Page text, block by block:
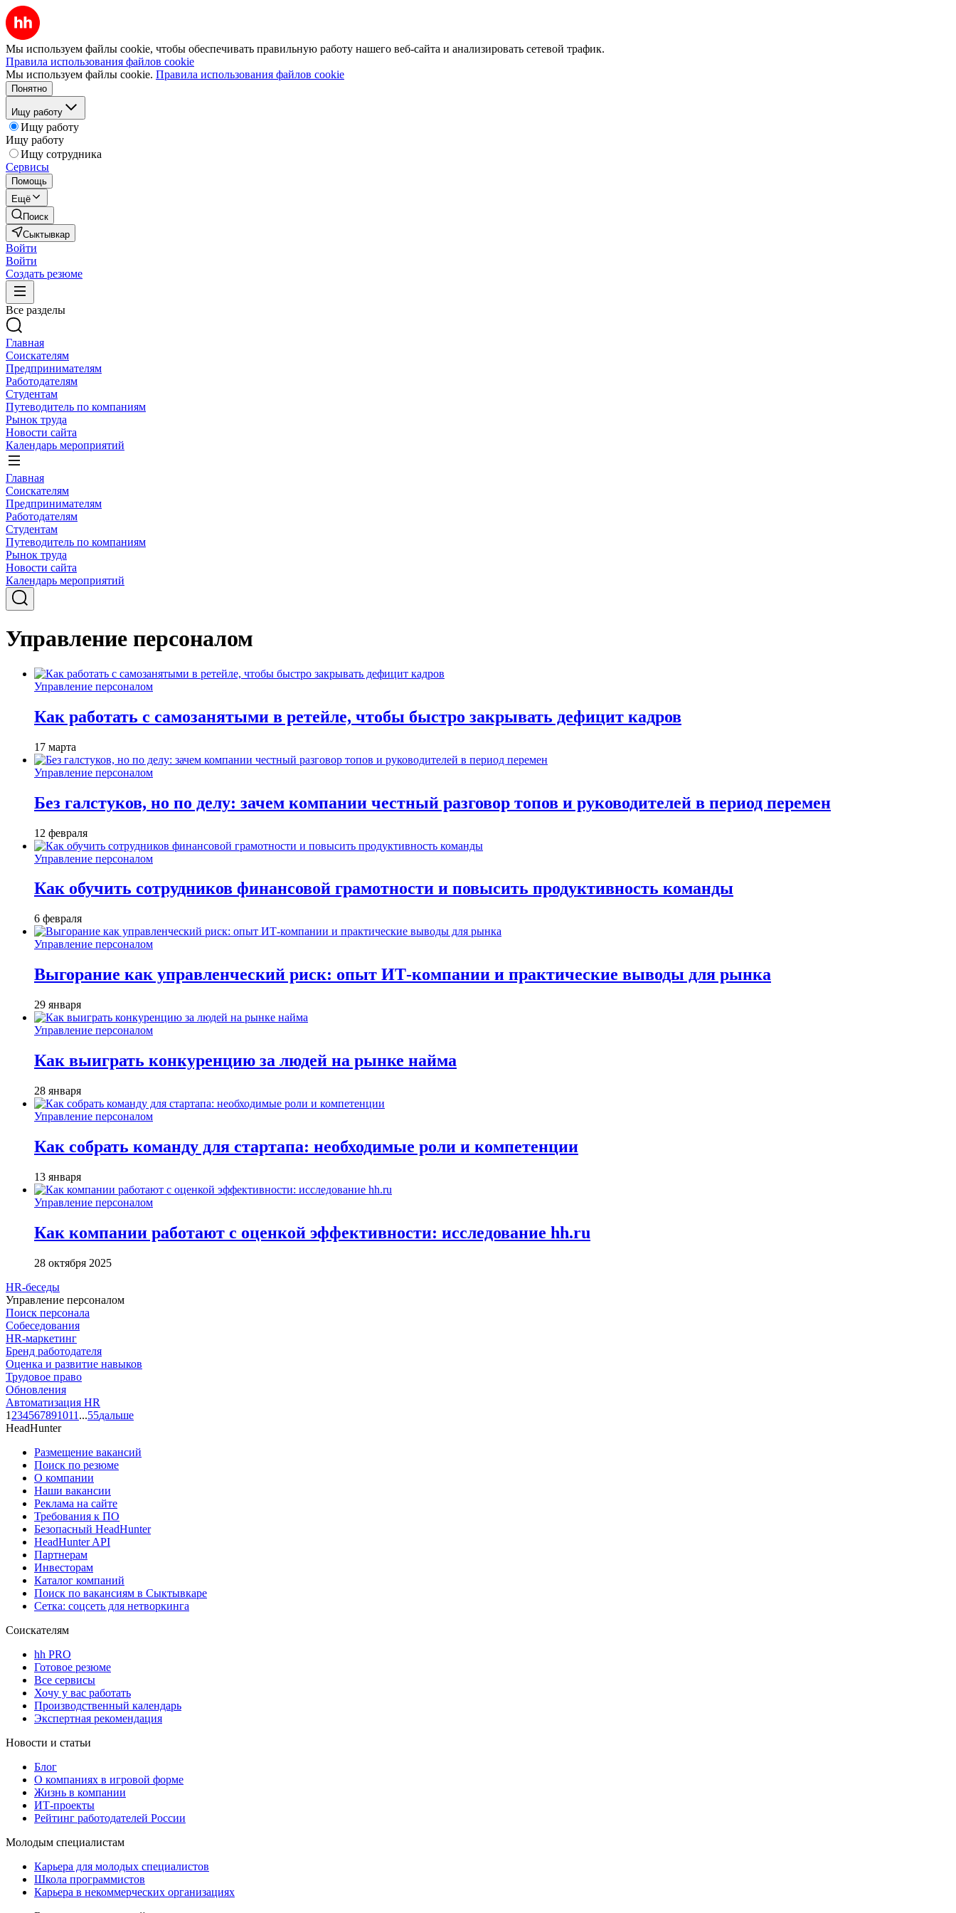
Мы используем файлы cookie, чтобы обеспечивать правильную работу нашего веб-сайта и анализировать сетевой трафик.
Правила использования файлов cookie
Мы используем файлы cookie. Правила использования файлов cookie
Понятно
Ищу работу
Ищу работу
Ищу работу
Ищу сотрудника
Сервисы
Помощь
Ещё
Поиск
Сыктывкар
Войти
Войти
Создать резюме
Все разделы
Главная
Соискателям
Предпринимателям
Работодателям
Студентам
Путеводитель по компаниям
Рынок труда
Новости сайта
Календарь мероприятий
Главная
Соискателям
Предпринимателям
Работодателям
Студентам
Путеводитель по компаниям
Рынок труда
Новости сайта
Календарь мероприятий
Управление персоналом
Управление персоналом
Как работать с самозанятыми в ретейле, чтобы быстро закрывать дефицит кадров
17 марта
Управление персоналом
Без галстуков, но по делу: зачем компании честный разговор топов и руководителей в период перемен
12 февраля
Управление персоналом
Как обучить сотрудников финансовой грамотности и повысить продуктивность команды
6 февраля
Управление персоналом
Выгорание как управленческий риск: опыт ИТ-компании и практические выводы для рынка
29 января
Управление персоналом
Как выиграть конкуренцию за людей на рынке найма
28 января
Управление персоналом
Как собрать команду для стартапа: необходимые роли и компетенции
13 января
Управление персоналом
Как компании работают с оценкой эффективности: исследование hh.ru
28 октября 2025
HR-беседы
Управление персоналом
Поиск персонала
Собеседования
HR-маркетинг
Бренд работодателя
Оценка и развитие навыков
Трудовое право
Обновления
Автоматизация HR
1 234567891011 ...55дальше
HeadHunter
Размещение вакансий
Поиск по резюме
О компании
Наши вакансии
Реклама на сайте
Требования к ПО
Безопасный HeadHunter
HeadHunter API
Партнерам
Инвесторам
Каталог компаний
Поиск по вакансиям в Сыктывкаре
Сетка: соцсеть для нетворкинга
Соискателям
hh PRO
Готовое резюме
Все сервисы
Хочу у вас работать
Производственный календарь
Экспертная рекомендация
Новости и статьи
Блог
О компаниях в игровой форме
Жизнь в компании
ИТ-проекты
Рейтинг работодателей России
Молодым специалистам
Карьера для молодых специалистов
Школа программистов
Карьера в некоммерческих организациях